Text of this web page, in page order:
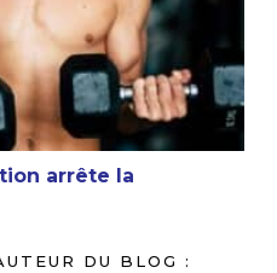
arrête la
DU BLOG :